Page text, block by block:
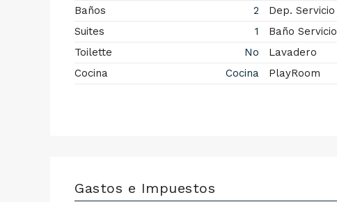
Baños
2
Suites
1
Toilette
No
Cocina
Cocina
Dep. Servicio
Baño Servicio
Lavadero
PlayRoom
Gastos e Impuestos